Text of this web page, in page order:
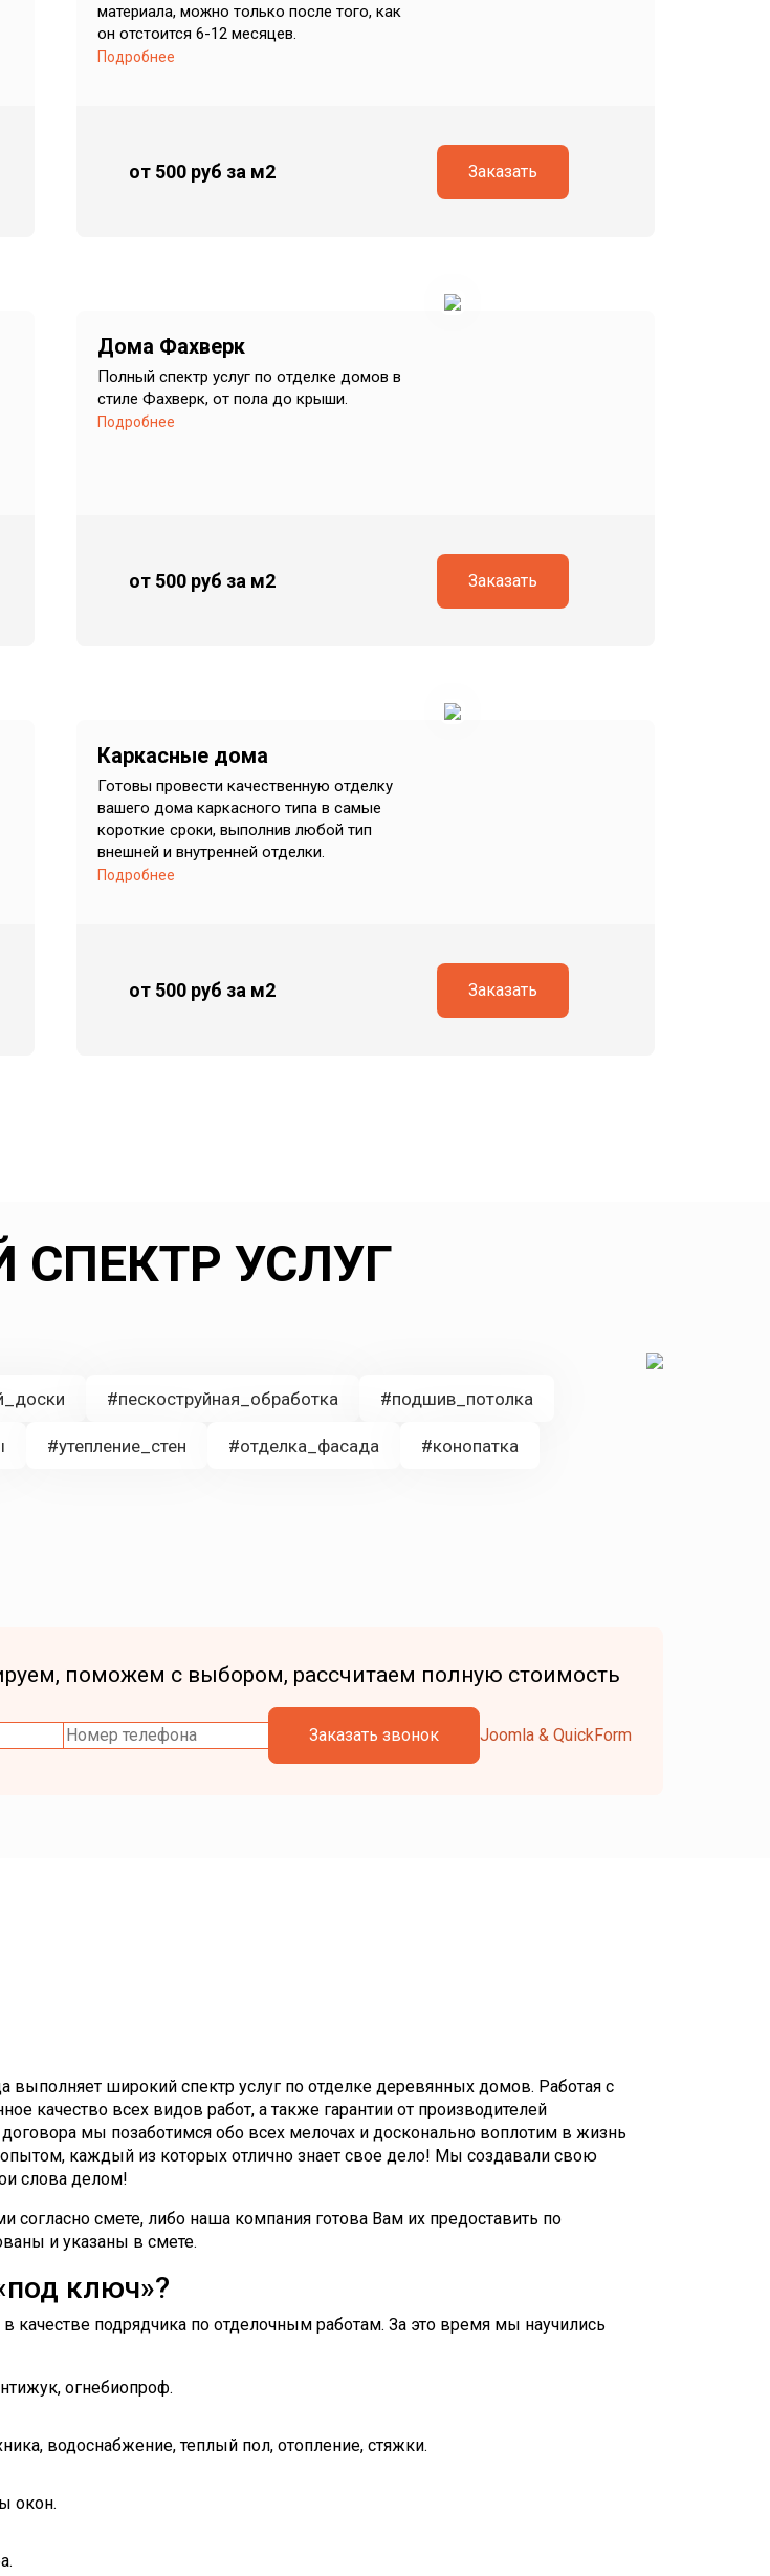
материала, можно только после того, как
он отстоится 6-12 месяцев.
Подробнее
от 500 руб за м2 Заказать
Дома Фахверк
Полный спектр услуг по отделке домов в
стиле Фахверк, от пола до крыши.
Подробнее
от 500 руб за м2 Заказать
Каркасные дома
Готовы провести качественную отделку
вашего дома каркасного типа в самые
короткие сроки, выполнив любой тип
внешней и внутренней отделки.
Подробнее
от 500 руб за м2 Заказать
УСЛУГ
#пескоструйная_обработка #подшив_потолка
#утепление_стен #отделка_фасада #конопатка
поможем с выбором, рассчитаем полную стоимость
Joomla & QuickForm
выполняет широкий спектр услуг по отделке деревянных домов. Работая с
качество всех видов работ, а также гарантии от производителей
мы позаботимся обо всех мелочах и досконально воплотим в жизнь
каждый из которых отлично знает свое дело! Мы создавали свою
слова делом!
смете, либо наша компания готова Вам их предоставить по
и указаны в смете.
ключ»?
качестве подрядчика по отделочным работам. За это время мы научились
огнебиопроф.
водоснабжение, теплый пол, отопление, стяжки.
окон.